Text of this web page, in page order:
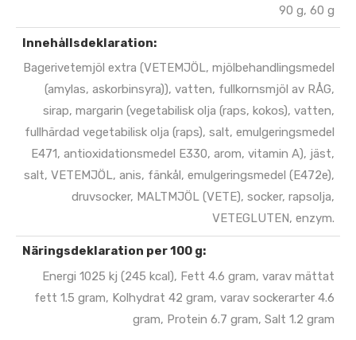
90 g, 60 g
Innehållsdeklaration:
Bagerivetemjöl extra (VETEMJÖL, mjölbehandlingsmedel
(amylas, askorbinsyra)), vatten, fullkornsmjöl av RÅG,
sirap, margarin (vegetabilisk olja (raps, kokos), vatten,
fullhärdad vegetabilisk olja (raps), salt, emulgeringsmedel
E471, antioxidationsmedel E330, arom, vitamin A), jäst,
salt, VETEMJÖL, anis, fänkål, emulgeringsmedel (E472e),
druvsocker, MALTMJÖL (VETE), socker, rapsolja,
VETEGLUTEN, enzym.
Näringsdeklaration per 100 g:
Energi 1025 kj (245 kcal), Fett 4.6 gram, varav mättat
fett 1.5 gram, Kolhydrat 42 gram, varav sockerarter 4.6
gram, Protein 6.7 gram, Salt 1.2 gram